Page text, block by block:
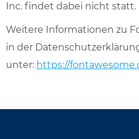
Inc. findet dabei nicht statt.
Weitere Informationen zu
in der
unter: https://